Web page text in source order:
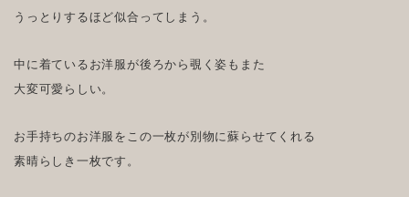
うっとりするほど似合ってしまう。
中に着ているお洋服が後ろから覗く姿もまた
大変可愛らしい。
お手持ちのお洋服をこの一枚が別物に蘇らせてくれる
素晴らしき一枚です。